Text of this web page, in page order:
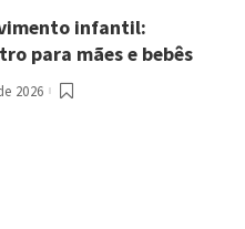
infantil:
para mães e bebês
2026